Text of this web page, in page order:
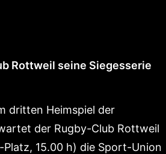
Rottweil seine Siegesserie
dritten Heimspiel der
der Rugby-Club Rottweil
Platz, 15.00 h) die Sport-Union